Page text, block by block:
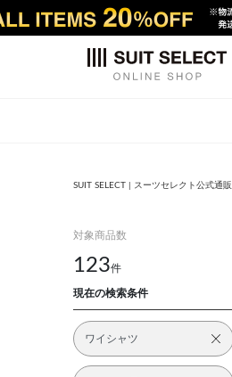
SUIT SELECT | スーツセレクト公式通販
対象商品数
123件
現在の検索条件
ワイシャツ